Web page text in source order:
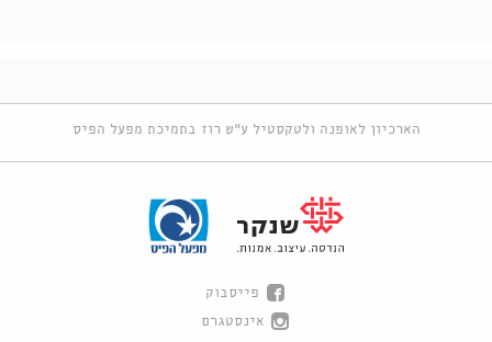
הארכיון לאופנה ולטקסטיל ע"ש רוז בתמיכת מפעל הפיס
פייסבוק
אינסטגרם